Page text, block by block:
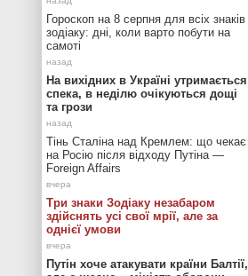
Гороскоп на 8 серпня для всіх знаків
зодіаку: дні, коли варто побути на
самоті
На вихідних в Україні утримається
спека, в неділю очікуються дощі
та грози
Тінь Сталіна над Кремлем: що чекає
на Росію після відходу Путіна —
Foreign Affairs
Три знаки Зодіаку незабаром
здійснять усі свої мрії, але за
однієї умови
Путін хоче атакувати країни Балтії,